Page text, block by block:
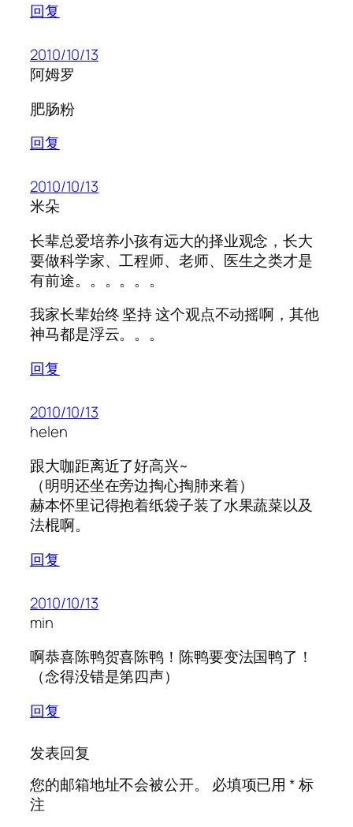
回复
2010/10/13
阿姆罗
肥肠粉
回复
2010/10/13
米朵
长辈总爱培养小孩有远大的择业观念，长大
要做科学家、工程师、老师、医生之类才是
有前途。。。。。。
我家长辈始终 坚持 这个观点不动摇啊，其他
神马都是浮云。。。
回复
2010/10/13
helen
跟大咖距离近了好高兴~
（明明还坐在旁边掏心掏肺来着）
赫本怀里记得抱着纸袋子装了水果蔬菜以及
法棍啊。
回复
2010/10/13
min
啊恭喜陈鸭贺喜陈鸭！陈鸭要变法国鸭了！
（念得没错是第四声）
回复
发表回复
您的邮箱地址不会被公开。
必填项已用*标
注